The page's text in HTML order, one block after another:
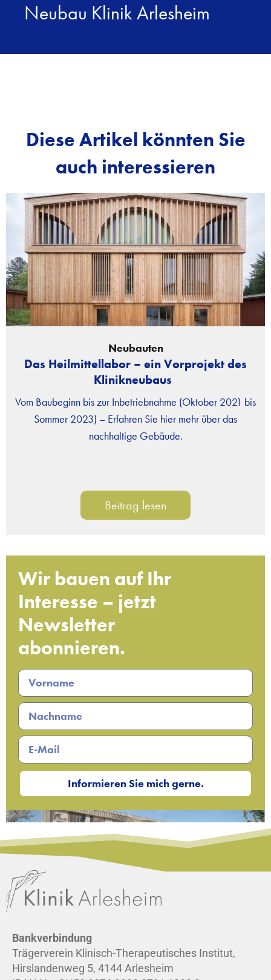
Neubau Klinik Arlesheim
Diese Artikel könnten Sie
auch interessieren
Neubauten
Das Heilmittellabor – ein Vorprojekt des
Klinikneubaus
Vom Baubeginn bis zur Inbetriebnahme (Oktober 2021 bis
Sommer 2023) – Erfahren Sie hier mehr über das
nachhaltige Gebäude.
Beitrag lesen
Wir bauen auf Ihr
Interesse – jetzt
Newsletter
abonnieren.
Informieren Sie mich gerne.
Bankverbindung
Trägerverein Klinisch-Therapeutisches Institut,
Hirslandenweg 5, 4144 Arlesheim